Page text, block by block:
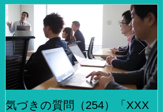
気づきの質問（254）「XXX